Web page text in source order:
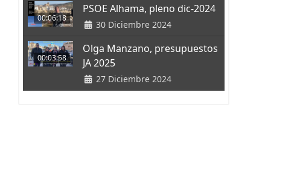
00:06:18
PSOE Alhama, pleno dic-2024
30 Diciembre 2024
00:03:58
Olga Manzano, presupuestos
JA 2025
27 Diciembre 2024